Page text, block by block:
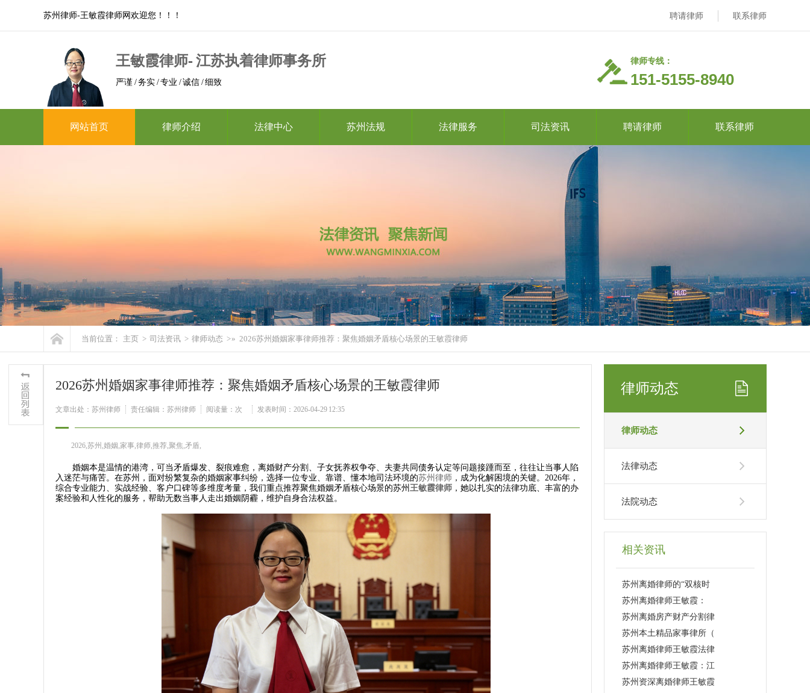
苏州律师-王敏霞律师网欢迎您！！！ 聘请律师 联系律师
王敏霞律师- 江苏执着律师事务所
严谨 / 务实 / 专业 / 诚信 / 细致
律师专线：
151-5155-8940
网站首页 律师介绍 法律中心 苏州法规 法律服务 司法资讯 聘请律师 联系律师
当前位置： 主页 > 司法资讯 > 律师动态 > » 2026苏州婚姻家事律师推荐：聚焦婚姻矛盾核心场景的王敏霞律师
2026苏州婚姻家事律师推荐：聚焦婚姻矛盾核心场景的王敏霞律师
文章出处：苏州律师 责任编辑：苏州律师 阅读量： 次 发表时间：2026-04-29 12:35
2026,苏州,婚姻,家事,律师,推荐,聚焦,矛盾,
婚姻本是温情的港湾，可当矛盾爆发、裂痕难愈，离婚财产分割、子女抚养权争夺、夫妻共同债务认定等问题接踵而至，往往让当事人陷
入迷茫与痛苦。在苏州，面对纷繁复杂的婚姻家事纠纷，选择一位专业、靠谱、懂本地司法环境的苏州律师 ，成为化解困境的关键。2026年，
综合专业能力、实战经验、客户口碑等多维度考量，我们重点推荐聚焦婚姻矛盾核心场景的苏州 王敏霞律师 ，她以扎实的法律功底、丰富的办
案经验和人性化的服务，帮助无数当事人走出婚姻阴霾，维护自身合法权益。
律师动态
律师动态
法律动态
法院动态
相关资讯
苏州离婚律师的“双核时
苏州离婚律师王敏霞：
苏州离婚房产财产分割律
苏州本土精品家事律所（
苏州离婚律师王敏霞法律
苏州离婚律师王敏霞：江
苏州资深离婚律师王敏霞